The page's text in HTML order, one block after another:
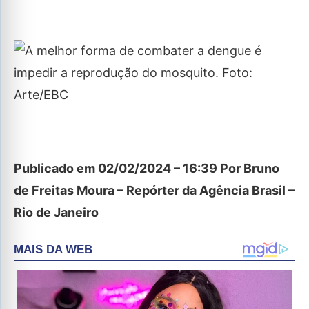
Publicado em 02/02/2024 – 16:39 Por Bruno
de Freitas Moura – Repórter da Agência Brasil –
Rio de Janeiro